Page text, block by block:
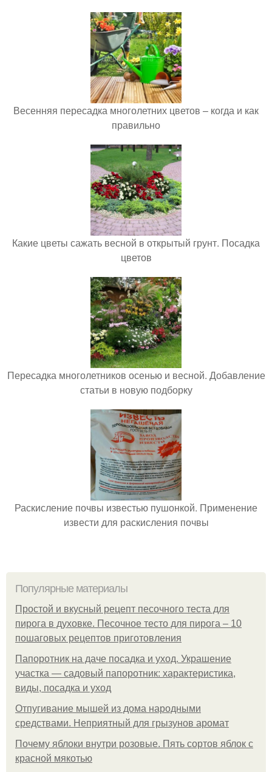
Весенняя пересадка многолетних цветов – когда и как
правильно
Какие цветы сажать весной в открытый грунт. Посадка
цветов
Пересадка многолетников осенью и весной. Добавление
статьи в новую подборку
Раскисление почвы известью пушонкой. Применение
извести для раскисления почвы
Популярные материалы
Простой и вкусный рецепт песочного теста для
пирога в духовке. Песочное тесто для пирога – 10
пошаговых рецептов приготовления
Папоротник на даче посадка и уход. Украшение
участка — садовый папоротник: характеристика,
виды, посадка и уход
Отпугивание мышей из дома народными
средствами. Неприятный для грызунов аромат
Почему яблоки внутри розовые. Пять сортов яблок с
красной мякотью